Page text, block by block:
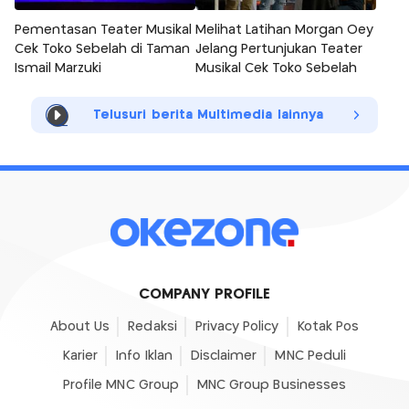
Pementasan Teater Musikal
Cek Toko Sebelah di Taman
Ismail Marzuki
Melihat Latihan Morgan Oey
Jelang Pertunjukan Teater
Musikal Cek Toko Sebelah
Telusuri berita Multimedia lainnya
COMPANY PROFILE
About Us Redaksi Privacy Policy Kotak Pos
Karier Info Iklan Disclaimer MNC Peduli
Profile MNC Group MNC Group Businesses